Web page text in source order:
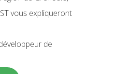
vous expliqueront
de